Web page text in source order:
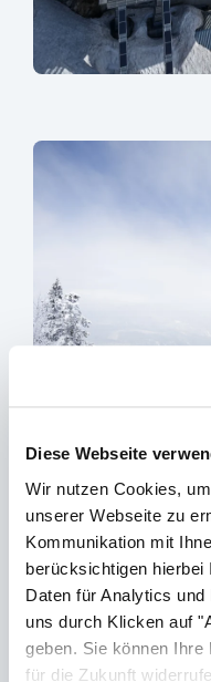
Diese Webseite
Wir nutzen Cookies,
unserer Webseite zu
Kommunikation mit
berücksichtigen hierbei
Daten für Analytics
uns durch Klicken auf
geben. Sie können
für die Zukunft
sr.lightbox.Bild
Zusätzliche
Durch die aktuelle
2022/23 weitere
ausgeschöpft. Die
können den